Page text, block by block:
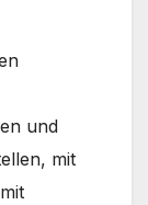
und
mit